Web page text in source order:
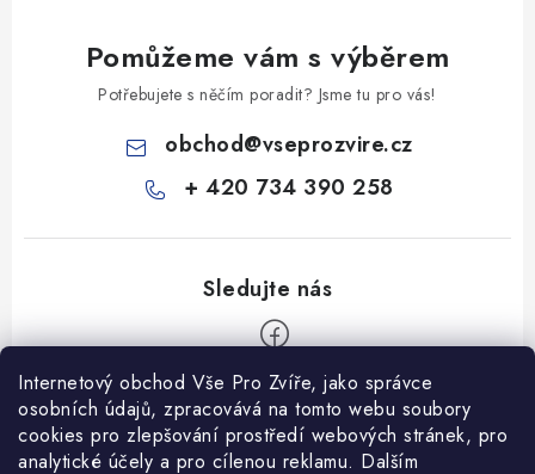
Internetový obchod Vše Pro Zvíře, jako správce
osobních údajů, zpracovává na tomto webu soubory
cookies pro zlepšování prostředí webových stránek, pro
analytické účely a pro cílenou reklamu. Dalším
Pomůžeme vám s výběrem
Potřebujete s něčím poradit? Jsme tu pro vás!
obchod@vseprozvire.cz
+ 420 734 390 258
Informace pro Vás